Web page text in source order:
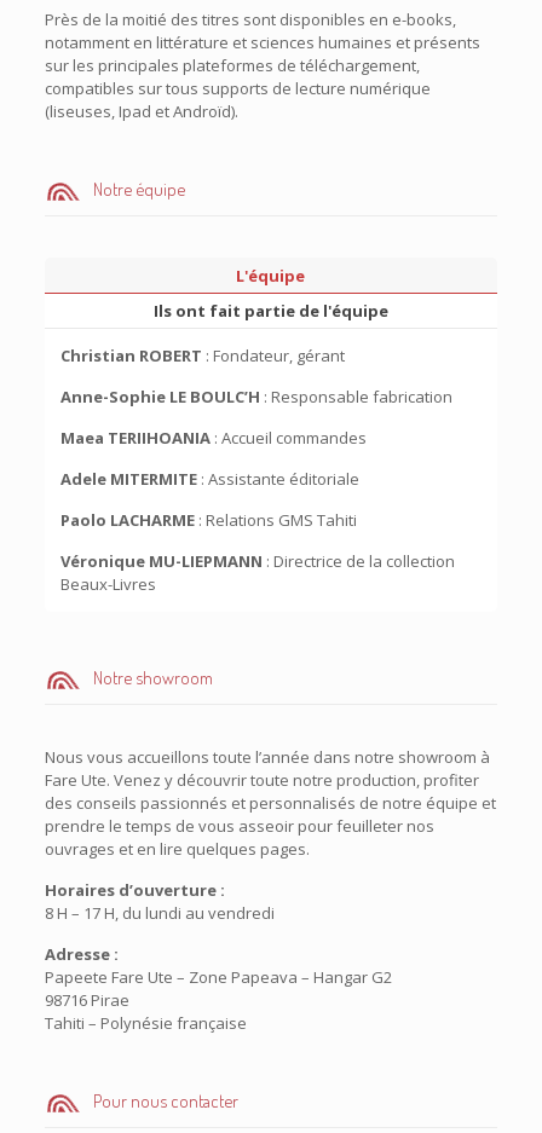
Près de la moitié des titres sont disponibles en e-books,
notamment en littérature et sciences humaines et présents
sur les principales plateformes de téléchargement,
compatibles sur tous supports de lecture numérique
(liseuses, Ipad et Androïd).
Notre équipe
L'équipe
Ils ont fait partie de l'équipe
Christian ROBERT : Fondateur, gérant
Anne-Sophie LE BOULC’H : Responsable fabrication
Maea TERIIHOANIA : Accueil commandes
Adele MITERMITE : Assistante éditoriale
Paolo LACHARME : Relations GMS Tahiti
Véronique MU-LIEPMANN : Directrice de la collection
Beaux-Livres
Notre showroom
Nous vous accueillons toute l’année dans notre showroom à
Fare Ute. Venez y découvrir toute notre production, profiter
des conseils passionnés et personnalisés de notre équipe et
prendre le temps de vous asseoir pour feuilleter nos
ouvrages et en lire quelques pages.
Horaires d’ouverture :
8 H – 17 H, du lundi au vendredi
Adresse :
Papeete Fare Ute – Zone Papeava – Hangar G2
98716 Pirae
Tahiti – Polynésie française
Pour nous contacter